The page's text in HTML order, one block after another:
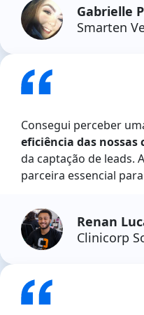
Gabrielle
Smarten
Consegui perceber
eficiência das nossas
da captação de leads.
parceira essencial
Renan
Clinicorp